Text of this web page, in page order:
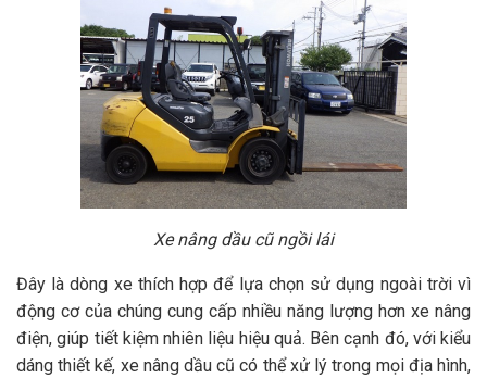
Xe nâng dầu cũ ngồi lái
Đây là dòng xe thích hợp để lựa chọn sử dụng ngoài trời vì
động cơ của chúng cung cấp nhiều năng lượng hơn xe nâng
điện, giúp tiết kiệm nhiên liệu hiệu quả. Bên cạnh đó, với kiểu
dáng thiết kế, xe nâng dầu cũ có thể xử lý trong mọi địa hình,